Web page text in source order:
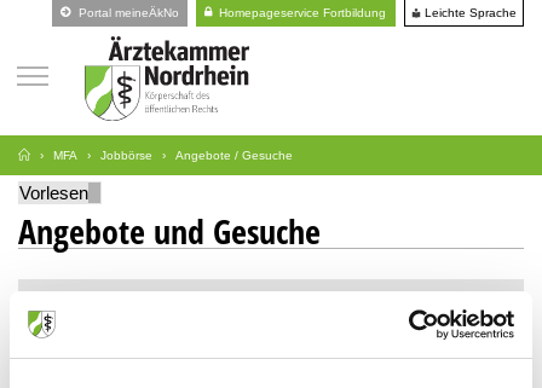
Portal meineÄkNo Homepageservice Fortbildung Leichte Sprache
MFA Jobbörse Angebote / Gesuche
Vorlesen
Angebote und Gesuche
Suche